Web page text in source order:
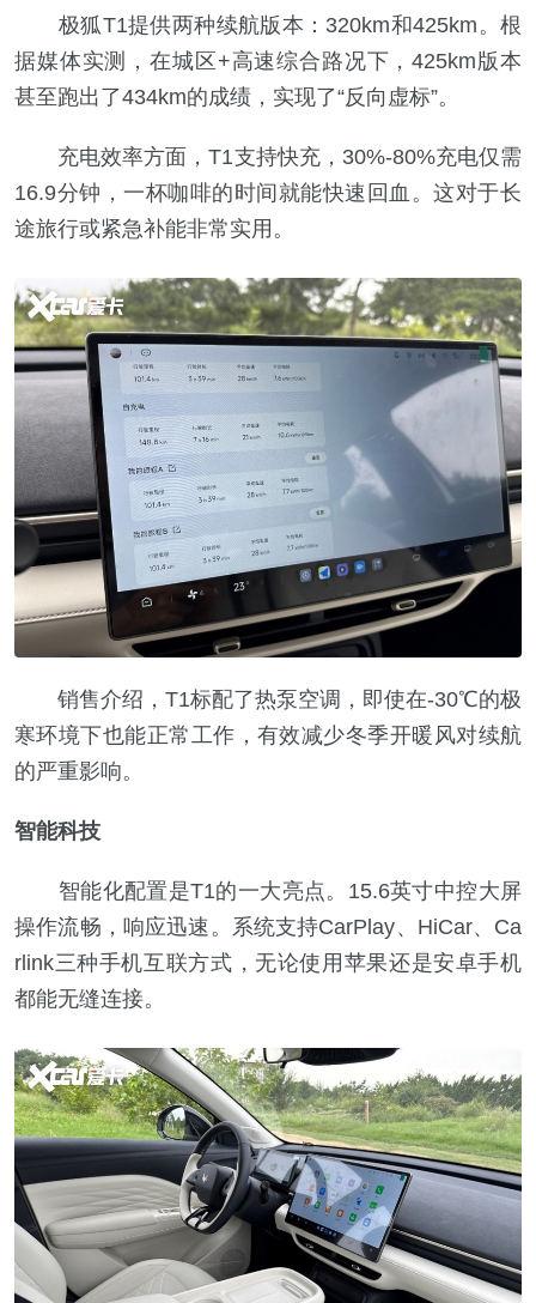
极狐T1提供两种续航版本：320km和425km。根
据媒体实测，在城区+高速综合路况下，425km版本
甚至跑出了434km的成绩，实现了“反向虚标”。
充电效率方面，T1支持快充，30%-80%充电仅需
16.9分钟，一杯咖啡的时间就能快速回血。这对于长
途旅行或紧急补能非常实用。
销售介绍，T1标配了热泵空调，即使在-30℃的极
寒环境下也能正常工作，有效减少冬季开暖风对续航
的严重影响。
智能科技
智能化配置是T1的一大亮点。15.6英寸中控大屏
操作流畅，响应迅速。系统支持CarPlay、HiCar、Ca
rlink三种手机互联方式，无论使用苹果还是安卓手机
都能无缝连接。